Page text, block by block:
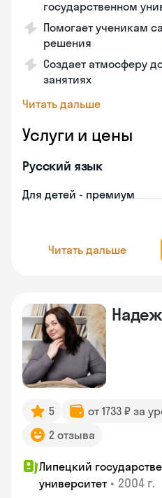
государственном
Помогает ученикам
решения
Создает атмосферу
занятиях
Читать дальше
Услуги и цены
Русский язык
Для детей - премиум
Читать дальше
5 от 1733 ₽ за
2 отзыва
Липецкий
университет • 2004 г.